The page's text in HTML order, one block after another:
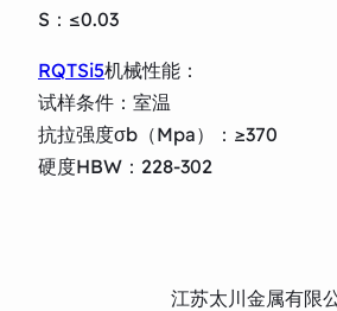
S：≤0.03
RQTSi5机械性能：
试样条件：室温
抗拉强度σb（Mpa）：≥370
硬度HBW：228-302
江苏太川金属有限